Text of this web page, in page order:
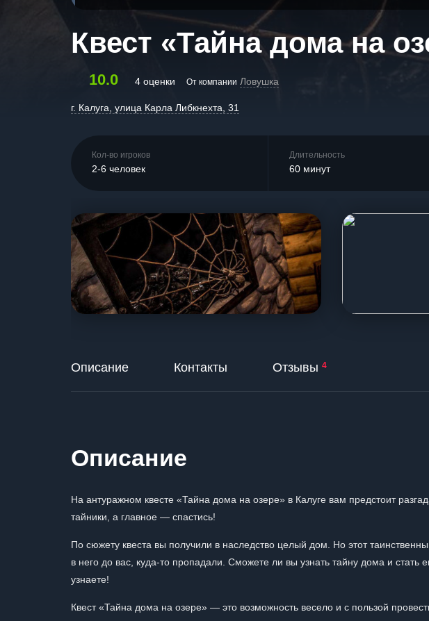
Квест «Тайна дома на
10.0 4 оценки От компании Ловушка
г. Калуга, улица Карла Либкнехта, 31
Кол-во игроков
2-6 человек
Длительность
60 минут
Описание Контакты Отзывы 4
Описание
На антуражном квесте «Тайна дома на озере» в Калуге вам предстоит
тайники, а главное — спастись!
По сюжету квеста вы получили в наследство целый дом. Но этот
в него до вас, куда-то пропадали. Сможете ли вы узнать тайну дома и стать
узнаете!
Квест «Тайна дома на озере» — это возможность весело и с пользой